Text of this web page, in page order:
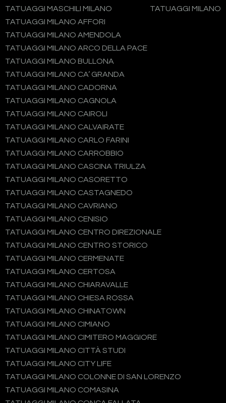
TATUAGGI MASCHILI MILANO
TATUAGGI MILANO
TATUAGGI MILANO AFFORI
TATUAGGI MILANO AMENDOLA
TATUAGGI MILANO ARCO DELLA PACE
TATUAGGI MILANO BULLONA
TATUAGGI MILANO CA’ GRANDA
TATUAGGI MILANO CADORNA
TATUAGGI MILANO CAGNOLA
TATUAGGI MILANO CAIROLI
TATUAGGI MILANO CALVAIRATE
TATUAGGI MILANO CARLO FARINI
TATUAGGI MILANO CARROBBIO
TATUAGGI MILANO CASCINA TRIULZA
TATUAGGI MILANO CASORETTO
TATUAGGI MILANO CASTAGNEDO
TATUAGGI MILANO CAVRIANO
TATUAGGI MILANO CENISIO
TATUAGGI MILANO CENTRO DIREZIONALE
TATUAGGI MILANO CENTRO STORICO
TATUAGGI MILANO CERMENATE
TATUAGGI MILANO CERTOSA
TATUAGGI MILANO CHIARAVALLE
TATUAGGI MILANO CHIESA ROSSA
TATUAGGI MILANO CHINATOWN
TATUAGGI MILANO CIMIANO
TATUAGGI MILANO CIMITERO MAGGIORE
TATUAGGI MILANO CITTÀ STUDI
TATUAGGI MILANO CITY LIFE
TATUAGGI MILANO COLONNE DI SAN LORENZO
TATUAGGI MILANO COMASINA